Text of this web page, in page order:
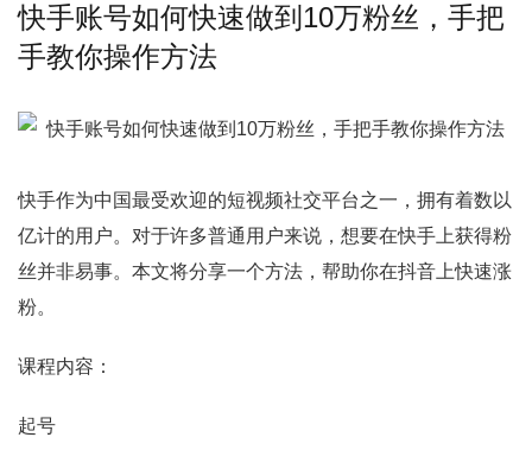
快手账号如何快速做到10万粉丝，手把
手教你操作方法
快手作为中国最受欢迎的短视频社交平台之一，拥有着数以
亿计的用户。对于许多普通用户来说，想要在快手上获得粉
丝并非易事。本文将分享一个方法，帮助你在抖音上快速涨
粉。
课程内容：
起号